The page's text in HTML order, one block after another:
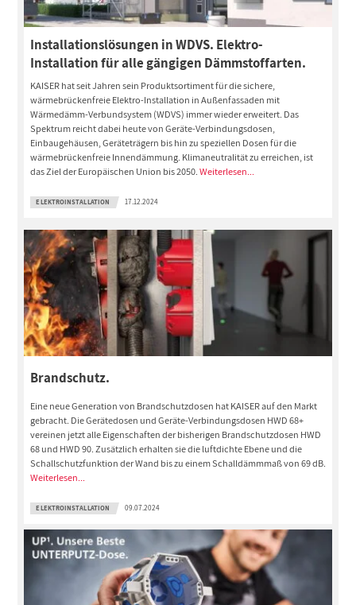
Installationslösungen in WDVS. Elektro-
Installation für alle gängigen Dämmstoffarten.
KAISER hat seit Jahren sein Produktsortiment für die sichere,
wärmebrückenfreie Elektro-Installation in Außenfassaden mit
Wärmedämm-Verbundsystem (WDVS) immer wieder erweitert. Das
Spektrum reicht dabei heute von Geräte-Verbindungsdosen,
Einbaugehäusen, Geräteträgern bis hin zu speziellen Dosen für die
wärmebrückenfreie Innendämmung. Klimaneutralität zu erreichen, ist
das Ziel der Europäischen Union bis 2050.Weiterlesen...
ELEKTROINSTALLATION 17.12.2024
Brandschutz.
Eine neue Generation von Brandschutzdosen hat KAISER auf den Markt
gebracht. Die Gerätedosen und Geräte-Verbindungsdosen HWD 68+
vereinen jetzt alle Eigenschaften der bisherigen Brandschutzdosen HWD
68 und HWD 90. Zusätzlich erhalten sie die luftdichte Ebene und die
Schallschutzfunktion der Wand bis zu einem Schalldämmmaß von 69 dB.
Weiterlesen...
ELEKTROINSTALLATION 09.07.2024